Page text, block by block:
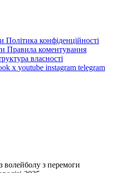
Політика конфіденційності
Правила коментування
власності
x youtube instagram telegram
волейболу з перемоги